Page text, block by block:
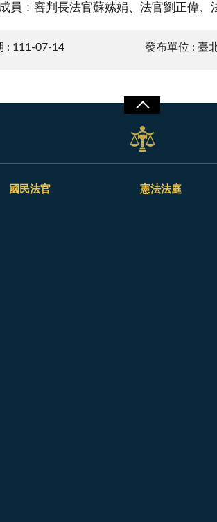
員：審判長法官蘇嫊娟、法官劉正偉、
: 111-07-14 發布單位 : 臺
國民法官 憲法法庭